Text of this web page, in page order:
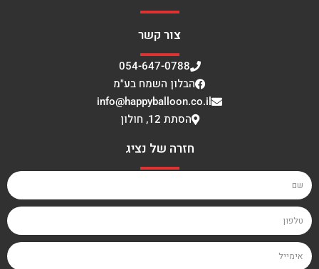
צור קשר
054-647-0788
הבלון השמח בע"מ
info@happyballoon.co.il
הסתת 12, חולון
חזרה של נציג